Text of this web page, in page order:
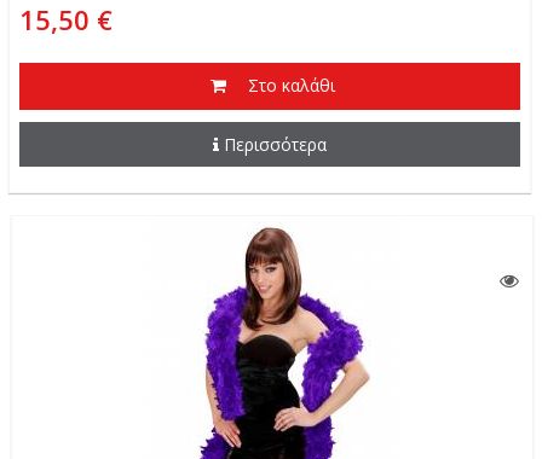
15,50 €
Στο καλάθι
Περισσότερα